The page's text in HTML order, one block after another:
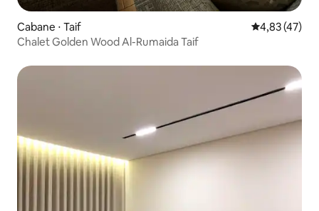
Cabane ⋅ Taif Évaluation
4,83 (47)
Chalet Golden Wood Al-Rumaida Taif